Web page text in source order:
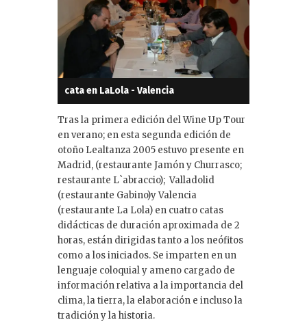
cata en LaLola - Valencia
Tras la primera edición del Wine Up Tour
en verano; en esta segunda edición de
otoño Lealtanza 2005 estuvo presente en
Madrid, (restaurante Jamón y Churrasco;
restaurante L`abraccio); Valladolid
(restaurante Gabino)y Valencia
(restaurante La Lola) en cuatro catas
didácticas de duración aproximada de 2
horas, están dirigidas tanto a los neófitos
como a los iniciados. Se imparten en un
lenguaje coloquial y ameno cargado de
información relativa a la importancia del
clima, la tierra, la elaboración e incluso la
tradición y la historia.